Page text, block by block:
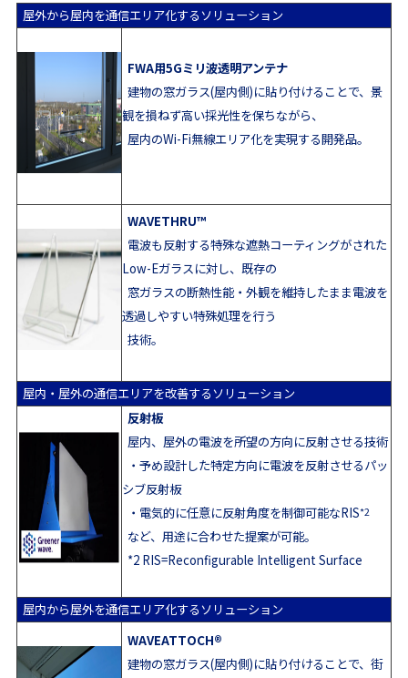
屋外から屋内を通信エリア化するソリューション
FWA用5Gミリ波透明アンテナ
建物の窓ガラス(屋内側)に貼り付けることで、景
観を損ねず高い採光性を保ちながら、
屋内のWi-Fi無線エリア化を実現する開発品。
WAVETHRU™
電波も反射する特殊な遮熱コーティングがされた
Low-Eガラスに対し、既存の
窓ガラスの断熱性能・外観を維持したまま電波を
透過しやすい特殊処理を行う
技術。
屋内・屋外の通信エリアを改善するソリューション
反射板
屋内、屋外の電波を所望の方向に反射させる技術
・予め設計した特定方向に電波を反射させるパッ
シブ反射板
・電気的に任意に反射角度を制御可能なRIS*2
など、用途に合わせた提案が可能。
*2 RIS=Reconfigurable Intelligent Surface
屋内から屋外を通信エリア化するソリューション
WAVEATTOCH®
建物の窓ガラス(屋内側)に貼り付けることで、街